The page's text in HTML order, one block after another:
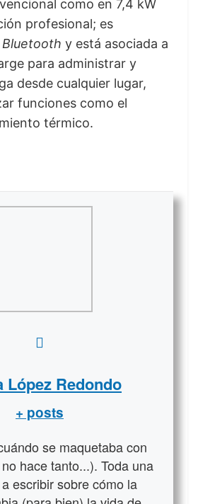
como en 7,4 kW
profesional; es
Bluetooth y está asociada a
para administrar y
desde cualquier lugar,
funciones como el
térmico.
López Redondo
+ posts
se maquetaba con
hace tanto...). Toda una
escribir sobre cómo la